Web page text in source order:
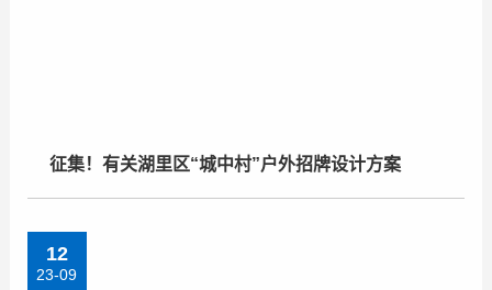
征集！有关湖里区“城中村”户外招牌设计方案
12
23-09